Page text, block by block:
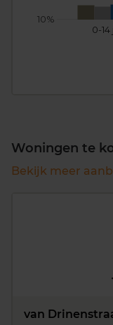
0-14
10%
Woningen te
Bekijk meer
van